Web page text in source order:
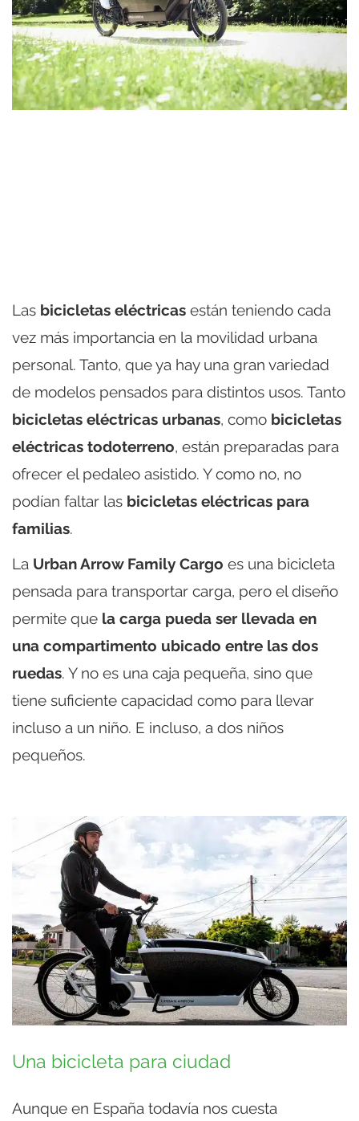
Las bicicletas eléctricas están teniendo cada
vez más importancia en la movilidad urbana
personal. Tanto, que ya hay una gran variedad
de modelos pensados para distintos usos. Tanto
bicicletas eléctricas urbanas, como bicicletas
eléctricas todoterreno, están preparadas para
ofrecer el pedaleo asistido. Y como no, no
podían faltar las bicicletas eléctricas para
familias.
La Urban Arrow Family Cargo es una bicicleta
pensada para transportar carga, pero el diseño
permite que la carga pueda ser llevada en
una compartimento ubicado entre las dos
ruedas. Y no es una caja pequeña, sino que
tiene suficiente capacidad como para llevar
incluso a un niño. E incluso, a dos niños
pequeños.
Una bicicleta para ciudad
Aunque en España todavía nos cuesta